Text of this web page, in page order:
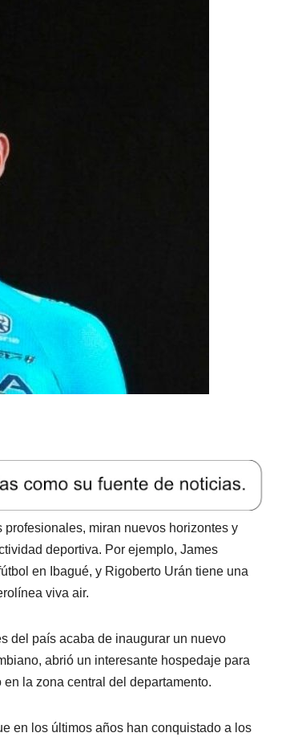
miran nuevos horizontes y
deportiva. Por ejemplo, James
en Ibagué, y Rigoberto Urán tiene una
viva air.
del país acaba de inaugurar un nuevo
abrió un interesante hospedaje para
la zona central del departamento.
en los últimos años han conquistado a los